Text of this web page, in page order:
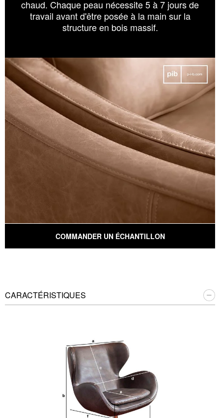
chaud. Chaque peau nécessite 5 à 7 jours de
travail avant d'être posée à la main sur la
structure en bois massif.
COMMANDER UN ÉCHANTILLON
CARACTÉRISTIQUES